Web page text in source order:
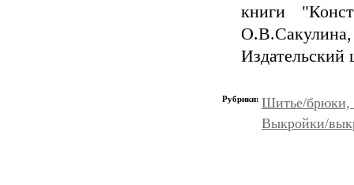
книги
Рубрики: Шитье/брюки,
Выкройки/